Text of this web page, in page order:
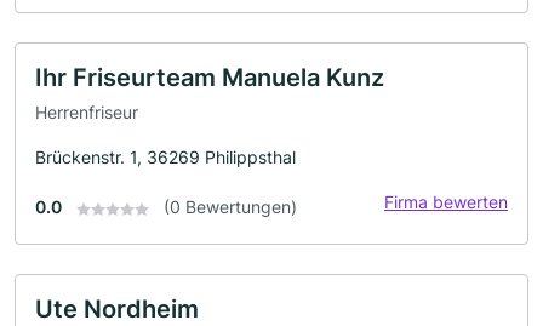
Ihr Friseurteam Manuela Kunz
Herrenfriseur
Brückenstr. 1, 36269 Philippsthal
0.0 (0 Bewertungen) Firma bewerten
Ute Nordheim